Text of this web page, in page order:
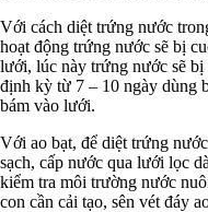
Với cách diệt trứng nước
hoạt động trứng nước sẽ bị
lưới, lúc này trứng nước sẽ
định kỳ từ 7 – 10 ngày dùng
bám vào lưới.
Với ao bạt, để diệt trứng
sạch, cấp nước qua lưới lọc
kiểm tra môi trường nước
con cần cải tạo, sên vét đáy